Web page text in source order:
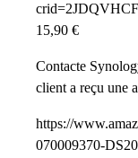
15,90 €
Contacte
client a reçu une
https://
070009370-